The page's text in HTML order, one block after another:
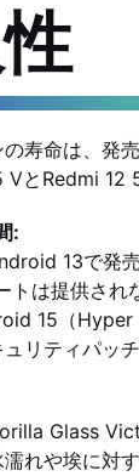
寿命は、発
VとRedmi 12
:
13で発
トは提供さ
15（Hyper
ュリティパッ
Glass
濡れや埃に対